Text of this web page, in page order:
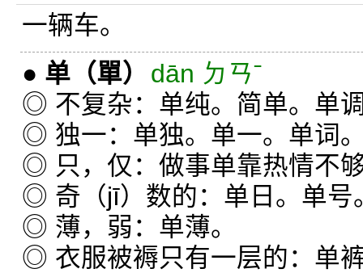
一辆车。
● 单 （單）
dān ㄉㄢˉ
◎ 不复杂：单纯。简单。单
◎ 独一：单独。单一。单词
◎ 只，仅：做事单靠热情不
◎ 奇（jī）数的：单日。单号
◎ 薄，弱：单薄。
◎ 衣服被褥只有一层的：单